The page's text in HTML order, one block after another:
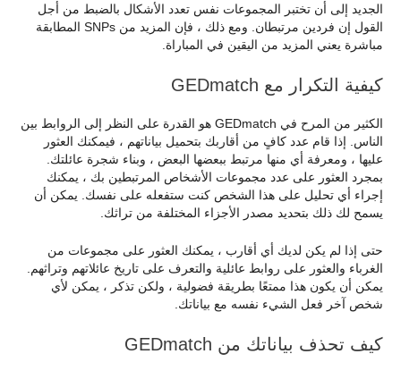
الجديد إلى أن تختبر المجموعات نفس تعدد الأشكال بالضبط من أجل
القول إن فردين مرتبطان. ومع ذلك ، فإن المزيد من SNPs المطابقة
مباشرة يعني المزيد من اليقين في المباراة.
كيفية التكرار مع GEDmatch
الكثير من المرح في GEDmatch هو القدرة على النظر إلى الروابط بين
الناس. إذا قام عدد كافٍ من أقاربك بتحميل بياناتهم ، فيمكنك العثور
عليها ، ومعرفة أي منها مرتبط ببعضها البعض ، وبناء شجرة عائلتك.
بمجرد العثور على عدد مجموعات الأشخاص المرتبطين بك ، يمكنك
إجراء أي تحليل على هذا الشخص كنت ستفعله على نفسك. يمكن أن
يسمح لك ذلك بتحديد مصدر الأجزاء المختلفة من تراثك.
حتى إذا لم يكن لديك أي أقارب ، يمكنك العثور على مجموعات من
الغرباء والعثور على روابط عائلية والتعرف على تاريخ عائلاتهم وتراثهم.
يمكن أن يكون هذا ممتعًا بطريقة فضولية ، ولكن تذكر ، يمكن لأي
شخص آخر فعل الشيء نفسه مع بياناتك.
كيف تحذف بياناتك من GEDmatch